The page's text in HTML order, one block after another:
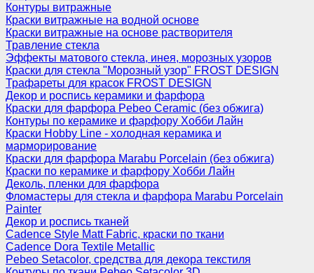
Контуры витражные
Краски витражные на водной основе
Краски витражные на основе растворителя
Травление стекла
Эффекты матового стекла, инея, морозных узоров
Краски для стекла "Морозный узор" FROST DESIGN
Трафареты для красок FROST DESIGN
Декор и роспись керамики и фарфора
Краски для фарфора Pebeo Ceramic (без обжига)
Контуры по керамике и фарфору Хобби Лайн
Краски Hobby Line - холодная керамика и
марморирование
Краски для фарфора Marabu Porcelain (без обжига)
Краски по керамике и фарфору Хобби Лайн
Деколь, пленки для фарфора
Фломастеры для стекла и фарфора Marabu Porcelain
Painter
Декор и роспись тканей
Cadence Style Matt Fabric, краски по ткани
Cadence Dora Textile Metallic
Pebeo Setacolor, средства для декора текстиля